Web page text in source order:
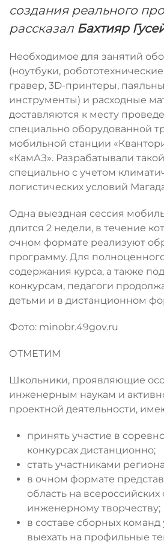
создания реального
рассказал Бахтияр
Необходимое для занятий
(ноутбуки,
гравер, 3D-принтеры,
инструменты) и расходные
доставляются к месту
специально оборудованной
мобильной станции
«КамАЗ». Разрабатывали
специально с учетом
логистических условий
Одна выездная сессия
длится 2 недели, в течение
очном формате реализуют
программу. Для
содержания курса, а также
конкурсам, педагоги
детьми и в дистанционном
Фото: minobr.49gov.ru
ОТМЕТИМ
Школьники, проявляющие
инженерным наукам и
проектной деятельности,
принять участие в
конкурсах дистанционно;
стать участниками
в очном формате
область на
инженерному творчеству;
в составе сборных
выехать на профильные